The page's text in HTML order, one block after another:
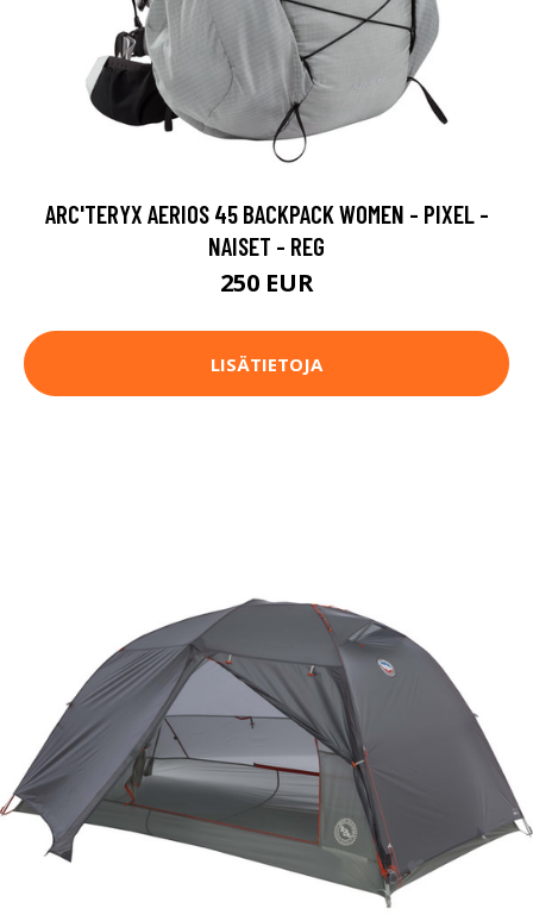
ARC'TERYX AERIOS 45 BACKPACK WOMEN - PIXEL -
NAISET - REG
250 EUR
LISÄTIETOJA